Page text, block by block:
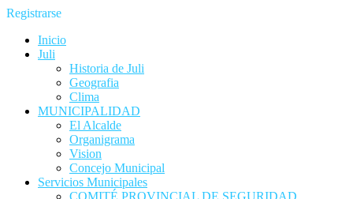
Registrarse
Inicio
Juli
Historia de Juli
Geografia
Clima
MUNICIPALIDAD
El Alcalde
Organigrama
Vision
Concejo Municipal
Servicios Municipales
COMITÉ PROVINCIAL DE SEGURIDAD